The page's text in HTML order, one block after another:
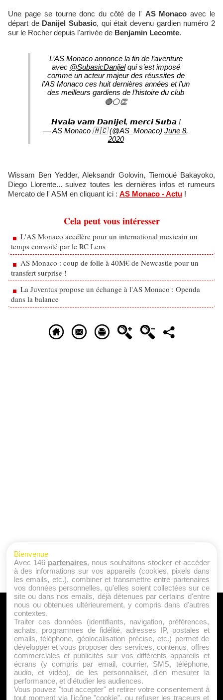
Une page se tourne donc du côté de l' AS Monaco avec le
départ de Danijel Subasic, qui était devenu gardien numéro 2
sur le Rocher depuis l'arrivée de Benjamin Lecomte.
L’AS Monaco annonce la fin de l’aventure
avec @SubasicDanijelqui s’est imposé
comme un acteur majeur des réussites de
l’AS Monaco ces huit dernières années et l’un
des meilleurs gardiens de l’histoire du club
🔴⚪️👏
𝙃𝙫𝙖𝙡𝙖 𝙫𝙖𝙢 𝘿𝙖𝙣𝙞𝙟𝙚𝙡, 𝙢𝙚𝙧𝙘𝙞 𝙎𝙪𝙗𝙖 !
— AS Monaco 🇲🇨 (@AS_Monaco) June 8,
2020
Wissam Ben Yedder, Aleksandr Golovin, Tiemoué Bakayoko,
Diego Llorente... suivez toutes les dernières infos et rumeurs
Mercato de l' ASM en cliquant ici : AS Monaco - Actu !
Cela peut vous intéresser
L'AS Monaco accélère pour un international mexicain un
temps convoité par le RC Lens
AS Monaco : coup de folie à 40M€ de Newcastle pour un
transfert surprise !
La Juventus propose un échange à l'AS Monaco : Openda
dans la balance
A PROPOS
Qui sommes nous ?
Mentions Légales
Publicité
Politique de Cookies
Contact
Bienvenue
Avec 146 partenaires, nous souhaitons stocker et accéder
à des informations sur vos appareils (cookies, pixels dans
les emails, etc.), combiner et transmettre entre partenaires
vos données personnelles, qu'elles soient collectées sur ce
site ou dans nos emails, déjà détenues par certains d'entre
nous ou obtenues ultérieurement, y compris dans d'autres
contextes.
Traiter ces données (identifiants, navigation, préférences,
achats, programmes de fidélité, adresses IP, postales et
emails, téléphone, géolocalisation précise, etc.) permet de
développer et vous proposer des services, contenus, offres
commerciales et publicités sur vos différents appareils et
écrans (y compris par email, courrier, SMS, téléphone,
audio, et vidéo), de les personnaliser, d'en mesurer la
performance, et d'étudier les audiences.
Vous pouvez "tout accepter" et retirer votre consentement à
tout moment via l'icône "cookie", ou refuser les traceurs et